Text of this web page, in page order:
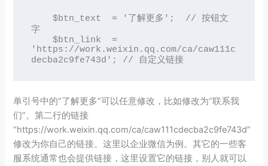
字
'https://work.weixin.qq.com/ca/caw111c
decba2c9fe743d'; // 自定义链接
单引号中的“了解更多”可以任意修改，比如修改为“联系我
们”。第二行的链接
“https://work.weixin.qq.com/ca/caw111cdecba2c9fe743d”
修改为你自己的链接。这里以企业微信为例。其它的一些客
服系统通常也会提供链接，这里设置它的链接，别人就可以